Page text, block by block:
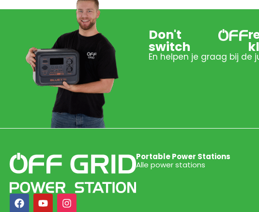
Don't
switch
En helpen je graag bij de
Portable Power Stations
Alle power stations